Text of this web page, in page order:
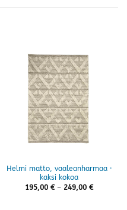
Helmi matto, vaaleanharmaa ·
kaksi kokoa
195,00 € – 249,00 €